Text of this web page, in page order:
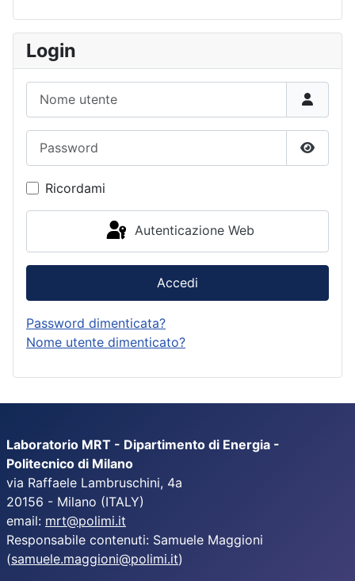
Login
Mostra
Ricordami
Autenticazione Web
Accedi
Password dimenticata?
Nome utente dimenticato?
Laboratorio MRT - Dipartimento di Energia -
Politecnico di Milano
via Raffaele Lambruschini, 4a
20156 - Milano (ITALY)
email: mrt@polimi.it
Responsabile contenuti: Samuele Maggioni
(samuele.maggioni@polimi.it)